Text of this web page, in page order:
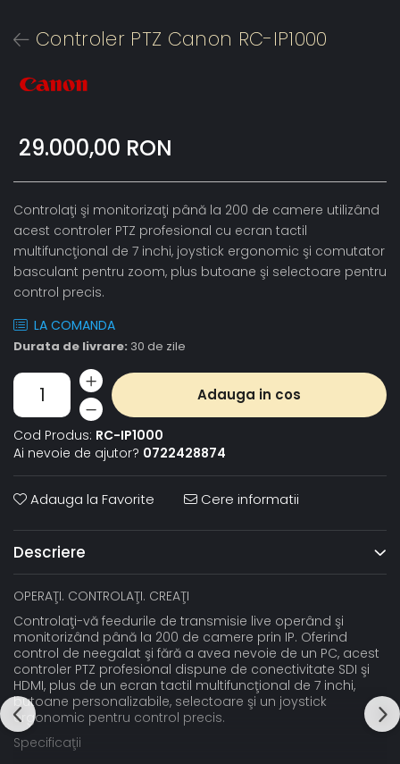
Controler PTZ Canon RC-IP1000
29.000,00 RON
Controlaţi şi monitorizaţi până la 200 de camere utilizând
acest controler PTZ profesional cu ecran tactil
multifuncţional de 7 inchi, joystick ergonomic şi comutator
basculant pentru zoom, plus butoane şi selectoare pentru
control precis.
LA COMANDA
Durata de livrare: 30 de zile
Adauga in cos
Cod Produs: RC-IP1000
Ai nevoie de ajutor? 0722428874
Adauga la Favorite Cere informatii
Descriere
OPERAŢI. CONTROLAŢI. CREAŢI
Controlaţi-vă feedurile de transmisie live operând şi
monitorizând până la 200 de camere prin IP. Oferind
control de neegalat şi fără a avea nevoie de un PC, acest
controler PTZ profesional dispune de conectivitate SDI şi
HDMI, plus de un ecran tactil multifuncţional de 7 inchi,
butoane personalizabile, selectoare şi un joystick
ergonomic pentru control precis.
Specificaţii